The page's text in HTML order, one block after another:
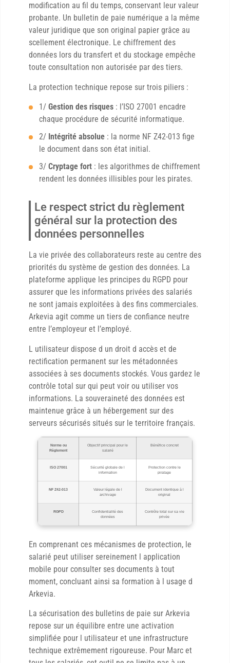
modification au fil du temps, conservant leur valeur
probante. Un bulletin de paie numérique a la même
valeur juridique que son original papier grâce au
scellement électronique. Le chiffrement des
données lors du transfert et du stockage empêche
toute consultation non autorisée par des tiers.
La protection technique repose sur trois piliers :
1/ Gestion des risques : l’ISO 27001 encadre
chaque procédure de sécurité informatique.
2/ Intégrité absolue : la norme NF Z42-013 fige
le document dans son état initial.
3/ Cryptage fort : les algorithmes de chiffrement
rendent les données illisibles pour les pirates.
Le respect strict du règlement
général sur la protection des
données personnelles
La vie privée des collaborateurs reste au centre des
priorités du système de gestion des données. La
plateforme applique les principes du RGPD pour
assurer que les informations privées des salariés
ne sont jamais exploitées à des fins commerciales.
Arkevia agit comme un tiers de confiance neutre
entre l’employeur et l’employé.
L utilisateur dispose d un droit d accès et de
rectification permanent sur les métadonnées
associées à ses documents stockés. Vous gardez le
contrôle total sur qui peut voir ou utiliser vos
informations. La souveraineté des données est
maintenue grâce à un hébergement sur des
serveurs sécurisés situés sur le territoire français.
Norme ou
Règlement
Objectif principal pour le
salarié
Bénéfice concret
ISO 27001
Sécurité globale de l
information
Protection contre le
piratage
NF Z42-013
Valeur légale de l
archivage
Document identique à l
original
RGPD
Confidentialité des
données
Contrôle total sur sa vie
privée
En comprenant ces mécanismes de protection, le
salarié peut utiliser sereinement l application
mobile pour consulter ses documents à tout
moment, concluant ainsi sa formation à l usage d
Arkevia.
La sécurisation des bulletins de paie sur Arkevia
repose sur un équilibre entre une activation
simplifiée pour l utilisateur et une infrastructure
technique extrêmement rigoureuse. Pour Marc et